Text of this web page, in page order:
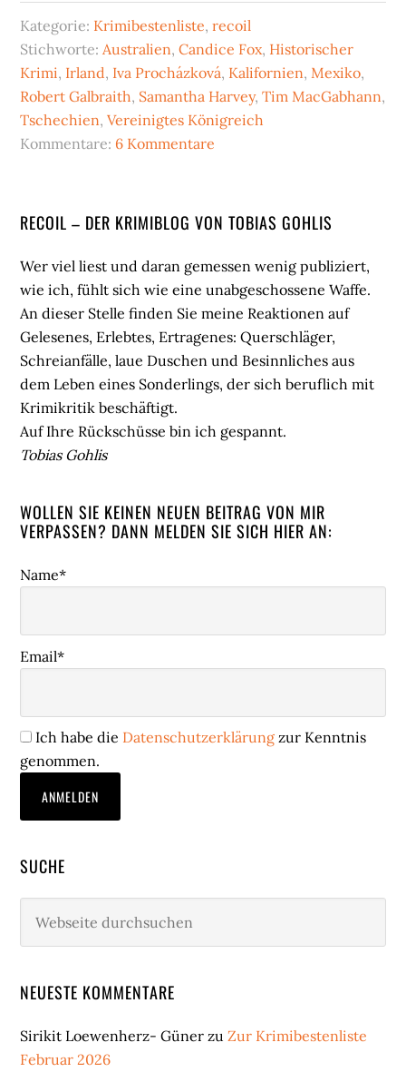
Kategorie: Krimibestenliste,recoil
Stichworte:Australien,Candice Fox, Historischer
Krimi, Irland, Iva Procházková, Kalifornien,Mexiko,
Robert Galbraith, Samantha Harvey,Tim MacGabhann,
Tschechien,Vereinigtes Königreich
Kommentare: 6 Kommentare
Seitenspalte
RECOIL – DER KRIMIBLOG VON TOBIAS GOHLIS
Wer viel liest und daran gemessen wenig publiziert,
wie ich, fühlt sich wie eine unabgeschossene Waffe.
An dieser Stelle finden Sie meine Reaktionen auf
Gelesenes, Erlebtes, Ertragenes: Querschläger,
Schreianfälle, laue Duschen und Besinnliches aus
dem Leben eines Sonderlings, der sich beruflich mit
Krimikritik beschäftigt.
Auf Ihre Rückschüsse bin ich gespannt.
Tobias Gohlis
WOLLEN SIE KEINEN NEUEN BEITRAG VON MIR
VERPASSEN? DANN MELDEN SIE SICH HIER AN:
Name*
Email*
Ich habe die Datenschutzerklärung zur Kenntnis
genommen.
SUCHE
durchsuchen
NEUESTE KOMMENTARE
Sirikit Loewenherz- Güner zuZur Krimibestenliste
Februar 2026